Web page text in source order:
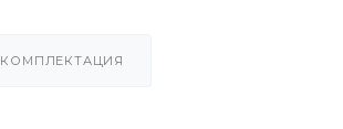
КОМПЛЕКТАЦИЯ